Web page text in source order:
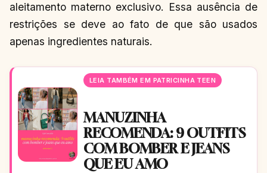
aleitamento materno exclusivo. Essa ausência de
restrições se deve ao fato de que são usados
apenas ingredientes naturais.
LEIA TAMBÉM EM PATRICINHA TEEN
MANUZINHA
RECOMENDA: 9 OUTFITS
COM BOMBER E JEANS
QUE EU AMO